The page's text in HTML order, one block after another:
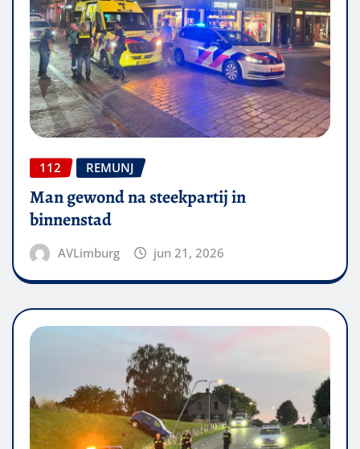
112 REMUNJ
Man gewond na steekpartij in
binnenstad
AVLimburg jun 21, 2026